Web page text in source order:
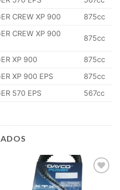
CREW XP 900 875cc
CREW XP 900
875cc
XP 900
875cc
XP 900 EPS
875cc
570 EPS 567cc